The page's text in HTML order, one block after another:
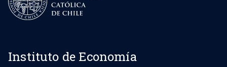
Instituto de Economía